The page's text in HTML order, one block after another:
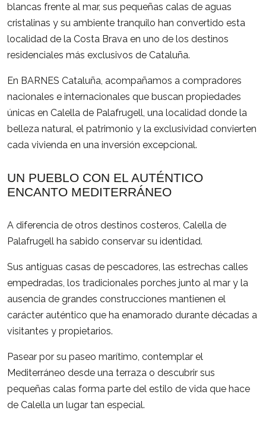
blancas frente al mar, sus pequeñas calas de aguas
cristalinas y su ambiente tranquilo han convertido esta
localidad de la Costa Brava en uno de los destinos
residenciales más exclusivos de Cataluña.
En BARNES Cataluña, acompañamos a compradores
nacionales e internacionales que buscan propiedades
únicas en Calella de Palafrugell, una localidad donde la
belleza natural, el patrimonio y la exclusividad convierten
cada vivienda en una inversión excepcional.
UN PUEBLO CON EL AUTÉNTICO
ENCANTO MEDITERRÁNEO
A diferencia de otros destinos costeros, Calella de
Palafrugell ha sabido conservar su identidad.
Sus antiguas casas de pescadores, las estrechas calles
empedradas, los tradicionales porches junto al mar y la
ausencia de grandes construcciones mantienen el
carácter auténtico que ha enamorado durante décadas a
visitantes y propietarios.
Pasear por su paseo marítimo, contemplar el
Mediterráneo desde una terraza o descubrir sus
pequeñas calas forma parte del estilo de vida que hace
de Calella un lugar tan especial.